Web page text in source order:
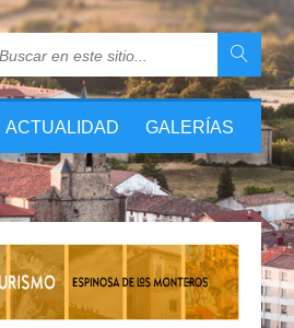
ACTUALIDAD GALERÍAS